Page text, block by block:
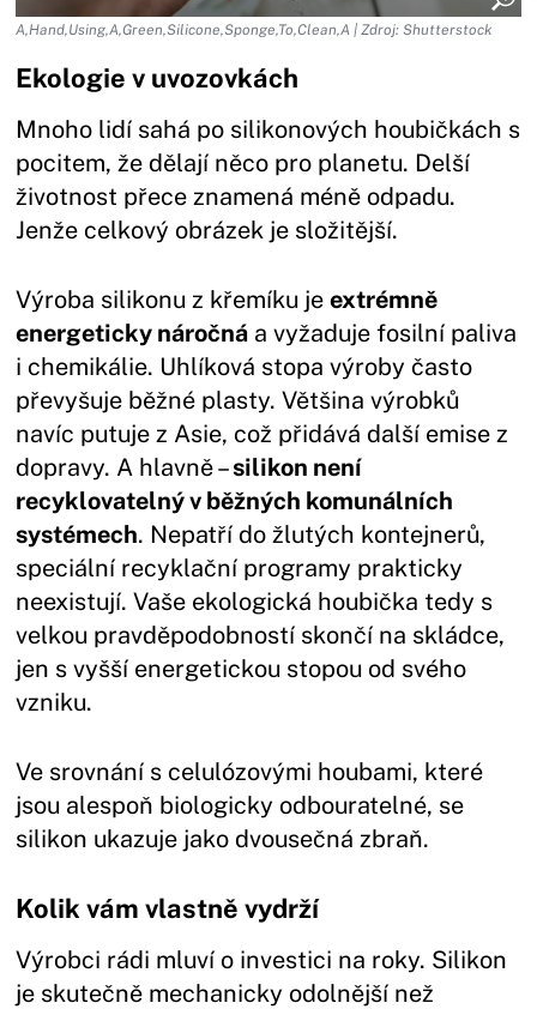
A,Hand,Using,A,Green,Silicone,Sponge,To,Clean,A | Zdroj: Shutterstock
Ekologie v uvozovkách
Mnoho lidí sahá po silikonových houbičkách s
pocitem, že dělají něco pro planetu. Delší
životnost přece znamená méně odpadu.
Jenže celkový obrázek je složitější.
Výroba silikonu z křemíku jeextrémně
energeticky náročná a vyžaduje fosilní paliva
i chemikálie. Uhlíková stopa výroby často
převyšuje běžné plasty. Většina výrobků
navíc putuje z Asie, což přidává další emise z
dopravy. A hlavně –silikon není
recyklovatelný v běžných komunálních
systémech. Nepatří do žlutých kontejnerů,
speciální recyklační programy prakticky
neexistují. Vaše ekologická houbička tedy s
velkou pravděpodobností skončí na skládce,
jen s vyšší energetickou stopou od svého
vzniku.
Ve srovnání s celulózovými houbami, které
jsou alespoň biologicky odbouratelné, se
silikon ukazuje jako dvousečná zbraň.
Kolik vám vlastně vydrží
Výrobci rádi mluví o investici na roky. Silikon
je skutečně mechanicky odolnější než